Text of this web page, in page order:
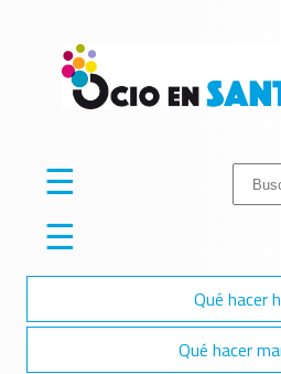
☰
☰
Qué hacer
Qué hacer